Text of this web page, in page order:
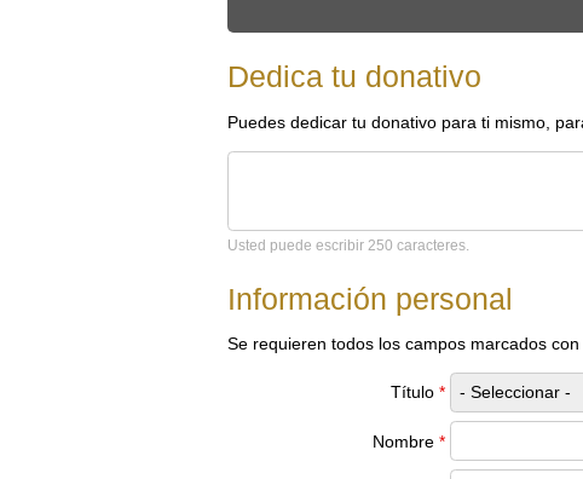
Dedica tu donativo
Puedes dedicar tu donativo para ti mismo,
Usted puede escribir 250 caracteres.
Información personal
Se requieren todos los campos marcados con
Título *
Nombre *